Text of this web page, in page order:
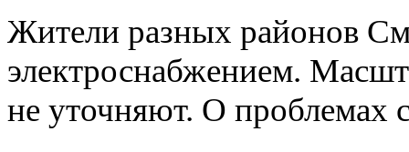
Жители разных районов
электроснабжением.
не уточняют. О проблемах